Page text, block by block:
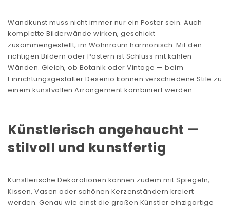
Wandkunst muss nicht immer nur ein Poster sein. Auch
komplette Bilderwände wirken, geschickt
zusammengestellt, im Wohnraum harmonisch. Mit den
richtigen Bildern oder Postern ist Schluss mit kahlen
Wänden. Gleich, ob Botanik oder Vintage — beim
Einrichtungsgestalter Desenio können verschiedene Stile zu
einem kunstvollen Arrangement kombiniert werden.
Künstlerisch angehaucht —
stilvoll und kunstfertig
Künstlerische Dekorationen können zudem mit Spiegeln,
Kissen, Vasen oder schönen Kerzenständern kreiert
werden. Genau wie einst die großen Künstler einzigartige